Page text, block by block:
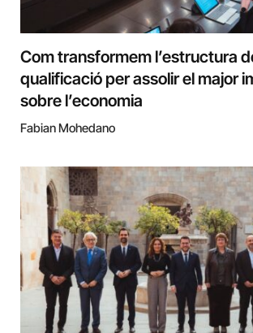
Com transformem l’estructura
qualificació per assolir el major
sobre l’economia
Fabian Mohedano